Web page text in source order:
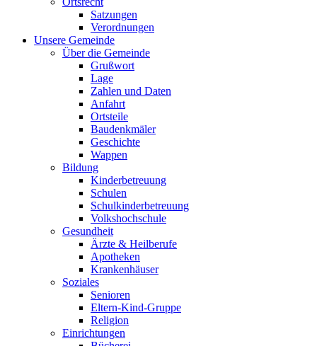
Satzungen
Verordnungen
Unsere Gemeinde
Über die Gemeinde
Grußwort
Lage
Zahlen und Daten
Anfahrt
Ortsteile
Baudenkmäler
Geschichte
Wappen
Bildung
Kinderbetreuung
Schulen
Schulkinderbetreuung
Volkshochschule
Gesundheit
Ärzte & Heilberufe
Apotheken
Krankenhäuser
Soziales
Senioren
Eltern-Kind-Gruppe
Religion
Einrichtungen